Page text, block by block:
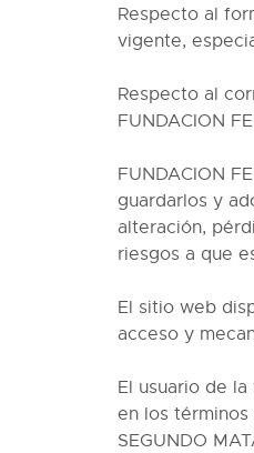
Respecto al
vigente,
Respecto al
FUNDACION
FUNDACION
guardarlos y
alteración,
riesgos a que
El sitio web
acceso y
El usuario de la
en los términos
SEGUNDO